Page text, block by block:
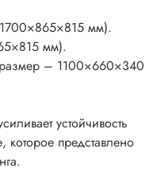
мм).
мм).
– 1100×660×340
устойчивость
которое представлено